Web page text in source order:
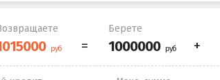
Берете